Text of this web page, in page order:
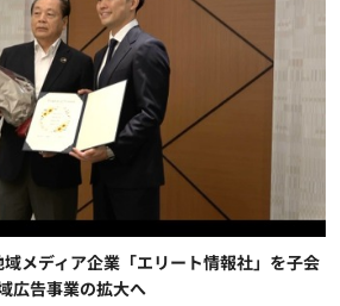
メディア企業「エリート情報社」を子会
告事業の拡大へ